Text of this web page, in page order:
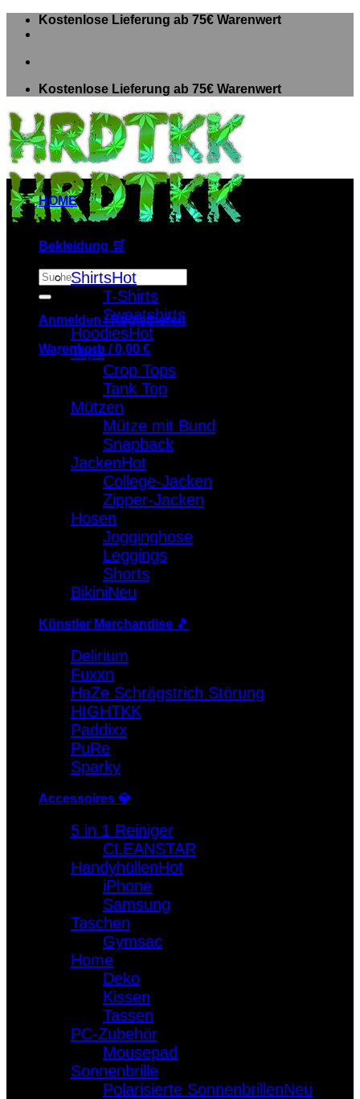
Zum
Inhalt
Kostenlose Lieferung ab 75€ Warenwert
Kostenlose Lieferung ab 75€ Warenwert
Suche
nach:
Anmelden / Registrieren
Warenkorb /0,00 €
Warenkorb
Es befinden sich keine Produkte im Warenkorb.
HOME
Bekleidung 🛒
Shirts
T-Shirts
Sweatshirts
Hoodies
Tops
Crop Tops
Tank Top
Mützen
Mütze mit Bund
Snapback
Jacken
College-Jacken
Zipper-Jacken
Hosen
Jogginghose
Leggings
Shorts
Bikini
Künstler Merchandise 🎵
Delirium
Fuxxn
HaZe Schrägstrich Störung
HIGHTKK
Paddixx
PuRe
Sparky
Accessoires 💎
5 in 1 Reiniger
CLEANSTAR
Handyhüllen
iPhone
Samsung
Taschen
Gymsac
Home
Deko
Kissen
Tassen
PC-Zubehör
Mousepad
Sonnenbrille
Polarisierte Sonnenbrillen